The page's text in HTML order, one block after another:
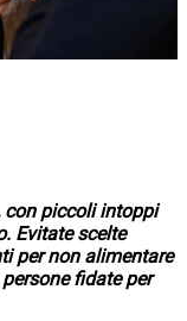
con piccoli intoppi
Evitate scelte
per non alimentare
fidate per